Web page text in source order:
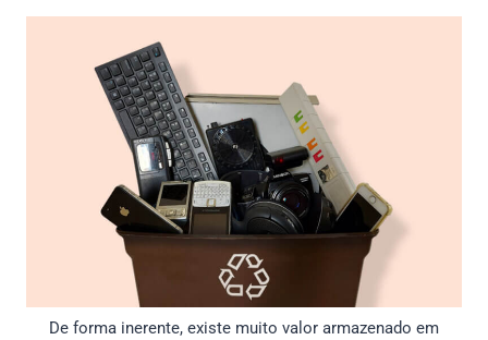
De forma inerente, existe muito valor armazenado em